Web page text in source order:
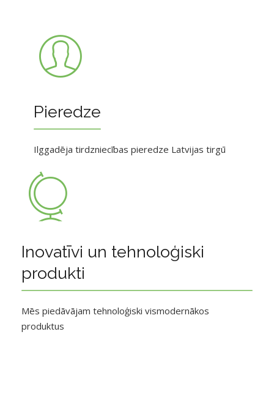
Pieredze
Ilggadēja tirdzniecības pieredze Latvijas tirgū
Inovatīvi un tehnoloģiski
produkti
Mēs piedāvājam tehnoloģiski vismodernākos
produktus